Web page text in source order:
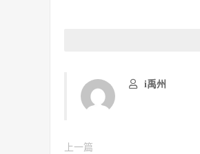
i禹州
上一篇